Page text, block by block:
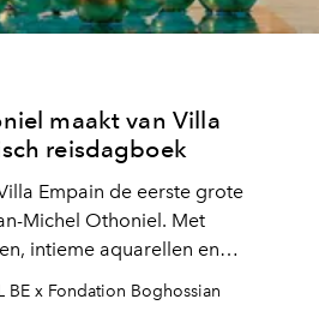
maakt van Villa
reisdagboek
Empain de eerste grote
Michel Othoniel. Met
intieme aquarellen en
creëert de Franse kunstenaar
elk werk de herinnering
BE x Fondation Boghossian